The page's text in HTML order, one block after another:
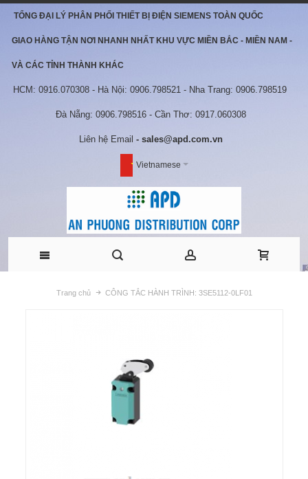
TỔNG ĐẠI LÝ PHÂN PHỐI THIẾT BỊ ĐIỆN SIEMENS TOÀN QUỐC
GIAO HÀNG TẬN NƠI NHANH NHẤT KHU VỰC MIỀN BẮC - MIỀN NAM -
VÀ CÁC TỈNH THÀNH KHÁC
HCM: 0916.070308 - Hà Nội: 0906.798521 - Nha Trang: 0906.798519
Đà Nẵng: 0906.798516 - Cần Thơ: 0917.060308
Liên hệ Email - sales@apd.com.vn
Vietnamese
Trang chủ CÔNG TẮC HÀNH TRÌNH: 3SE5112-0LF01